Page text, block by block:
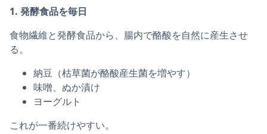
1. 発酵食品を毎日
食物繊維と発酵食品から、腸内で酪酸を自然に産生させ
る。
納豆（枯草菌が酪酸産生菌を増やす）
味噌、ぬか漬け
ヨーグルト
これが一番続けやすい。